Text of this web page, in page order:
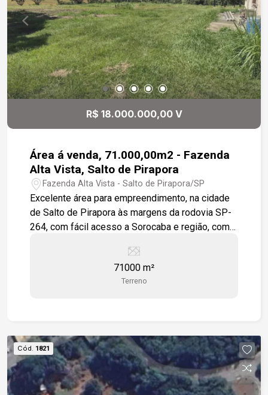
R$ 18.000.000,00 V
Área á venda, 71.000,00m2 - Fazenda
Alta Vista, Salto de Pirapora
Fazenda Alta Vista - Salto de Pirapora/SP
Excelente área para empreendimento, na cidade
de Salto de Pirapora às margens da rodovia SP-
264, com fácil acesso a Sorocaba e região, com
71000 m²
Terreno
Cód. 1821